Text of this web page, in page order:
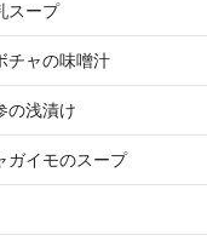
スープ
チャの味噌汁
の浅漬け
ガイモのスープ